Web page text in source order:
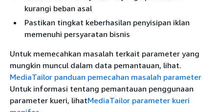
kurangi beban asal
Pastikan tingkat keberhasilan penyisipan iklan
memenuhi persyaratan bisnis
Untuk memecahkan masalah terkait parameter yang
mungkin muncul dalam data pemantauan, lihat.
MediaTailor panduan pemecahan masalah parameter
Untuk informasi tentang pemantauan penggunaan
parameter kueri, lihatMediaTailor parameter kueri